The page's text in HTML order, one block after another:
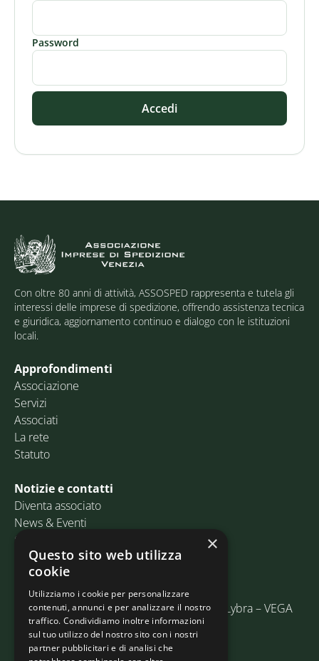
Password
Accedi
Con oltre 80 anni di attività, ASSOSPED rappresenta e tutela gli
interessi delle imprese di spedizione, offrendo assistenza tecnica
e giuridica, aggiornamento continuo e dialogo con le istituzioni
locali.
Approfondimenti
Associazione
Servizi
Associati
La rete
Statuto
Notizie e contatti
Diventa associato
News & Eventi
Contatti
Email:info@assosped.it
PEC: assospedvenezia@pec.fedespedi.it
Indirizzo: Via delle Industrie, 19/C Edificio Lybra – VEGA
30175 Marghera (VE)
×
Questo sito web utilizza
cookie
Utilizziamo i cookie per personalizzare
contenuti, annunci e per analizzare il nostro
traffico. Condividiamo inoltre informazioni
sul tuo utilizzo del nostro sito con i nostri
partner pubblicitari e di analisi che